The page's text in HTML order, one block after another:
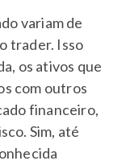
variam de
trader. Isso
os ativos que
com outros
financeiro,
Sim, até